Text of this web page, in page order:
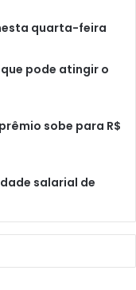
quarta-feira
pode atingir o
sobe para R$
salarial de